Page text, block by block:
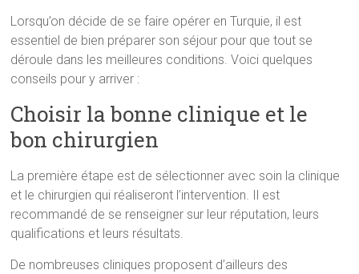
Lorsqu’on décide de se faire opérer en Turquie, il est
essentiel de bien préparer son séjour pour que tout se
déroule dans les meilleures conditions. Voici quelques
conseils pour y arriver :
Choisir la bonne clinique et le
bon chirurgien
La première étape est de sélectionner avec soin la clinique
et le chirurgien qui réaliseront l’intervention. Il est
recommandé de se renseigner sur leur réputation, leurs
qualifications et leurs résultats.
De nombreuses cliniques proposent d’ailleurs des